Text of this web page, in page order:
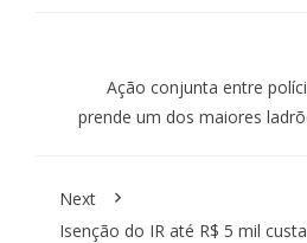
Ação conjunta entre
prende um dos maiores
Next
Isenção do IR até R$ 5 mil